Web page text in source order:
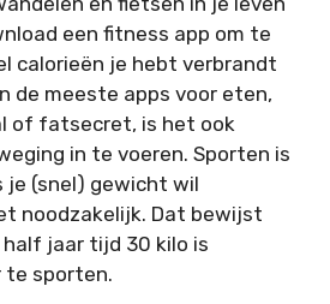
een fitness app om te
calorieën je hebt verbrandt
de meeste apps voor eten,
of fatsecret, is het ook
in te voeren. Sporten is
je (snel) gewicht wil
noodzakelijk. Dat bewijst
jaar tijd 30 kilo is
te sporten.